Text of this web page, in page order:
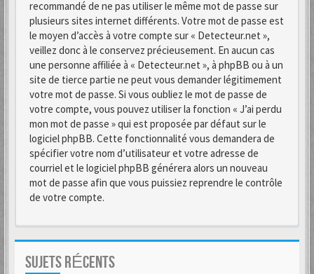
recommandé de ne pas utiliser le même mot de passe sur
plusieurs sites internet différents. Votre mot de passe est
le moyen d’accès à votre compte sur « Detecteur.net »,
veillez donc à le conservez précieusement. En aucun cas
une personne affiliée à « Detecteur.net », à phpBB ou à un
site de tierce partie ne peut vous demander légitimement
votre mot de passe. Si vous oubliez le mot de passe de
votre compte, vous pouvez utiliser la fonction « J’ai perdu
mon mot de passe » qui est proposée par défaut sur le
logiciel phpBB. Cette fonctionnalité vous demandera de
spécifier votre nom d’utilisateur et votre adresse de
courriel et le logiciel phpBB générera alors un nouveau
mot de passe afin que vous puissiez reprendre le contrôle
de votre compte.
SUJETS RÉCENTS